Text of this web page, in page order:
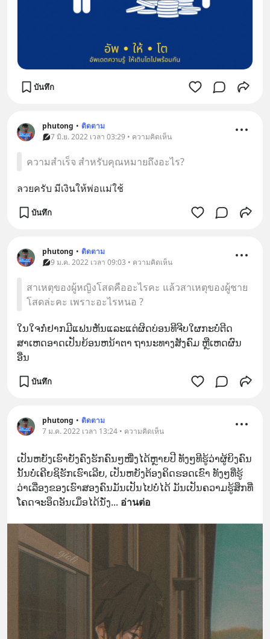
บันทึก
phutong • ติดตาม
7 มิ.ย. 2022 เวลา 03:29 • ความคิดเห็น
ความสำเร็จ สำหรับคุณหมายถึงอะไร?
ลวยครับ มีเงินให้พ่อแม่ใช้
บันทึก
phutong • ติดตาม
9 ม.ค. 2022 เวลา 09:03 • ความคิดเห็น
สาเหตุของผู้หญิงโสดคืออะไรคะ แล้วสาเหตุของผู้ชาย
โสดล่ะคะ เพราะอะไรหนอ ?
ໃນໃຈກໍ່ຢາກມີແຟນຫັນແລະແຕ່ຜິດບ່ອນທີຈີບໃຜກະບໍ່ຕີດ
ສາເຫດອາດເປັນຍ້ອນຫນ້າຕາ ຖານະທາງສັງຄົມ ຫຼືເຫດຜົນ
ອື່ນ
บันทึก
phutong • ติดตาม
7 ม.ค. 2022 เวลา 13:24 • ความคิดเห็น
ເປັນຫຍັງເຮົາຍັງຄົງຮັກຄົນໆໜື່ງໄດ້ຫຼາຍປີ ທັງໆທີຮູ້ວ່າຜູ້ຍິງຄົນ
ນັ້ນບໍ່ເຄີຍຊິຮັກເຮົາເລີຍ, ເປັນຫຍັງຕ້ອງຄິດຮອດເຂົາ ທັງໆທີ່ຮູ້
ວ່າເລື່ອງຂອງເຮົາສອງຄົນມັນເປັນໄປບໍ່ໄດ້ ມັນເປັນຄວາມຮູ້ສຶກທີ່
ໂຄດຈະອຶດອັນເມຶ່ອໄດ້ນັ່ງ... อ่านต่อ